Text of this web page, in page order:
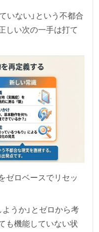
いない」という不都合
しい次の一手は打て
ゼロベースでリセッ
うか」とゼロから考
も機能していない状